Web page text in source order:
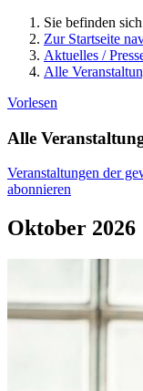
Sie befinden
Zur Startseite
Aktuelles /
Alle
Vorlesen
Alle
Veranstaltungen der
abonnieren
Oktober 2026